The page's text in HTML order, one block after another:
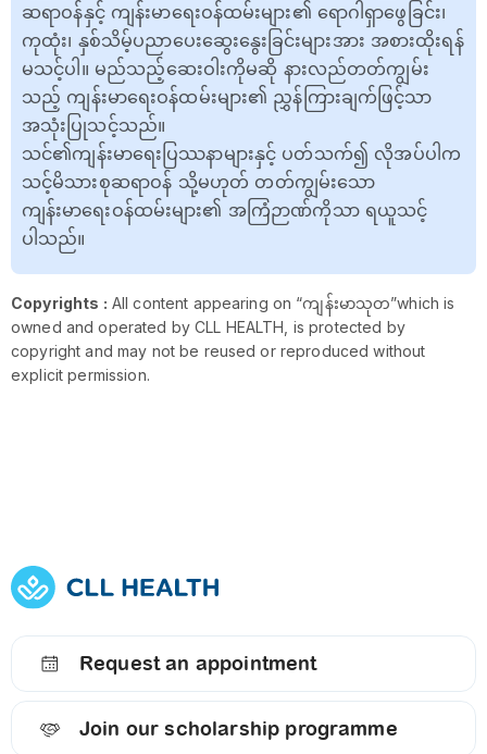
ဆရာဝန်နှင့် ကျန်းမာရေးဝန်ထမ်းများ၏ ရောဂါရှာဖွေခြင်း၊
ကုထုံး၊ နှစ်သိမ့်ပညာပေးဆွေးနွေးခြင်းများအား အစားထိုးရန်
မသင့်ပါ။ မည်သည့်ဆေးဝါးကိုမဆို နားလည်တတ်ကျွမ်း
သည့် ကျန်းမာရေးဝန်ထမ်းများ၏ ညွှန်ကြားချက်ဖြင့်သာ
အသုံးပြုသင့်သည်။
သင်၏ကျန်းမာရေးပြဿနာများနှင့် ပတ်သက်၍ လိုအပ်ပါက
သင့်မိသားစုဆရာဝန် သို့မဟုတ် တတ်ကျွမ်းသော
ကျန်းမာရေးဝန်ထမ်းများ၏ အကြံဉာဏ်ကိုသာ ရယူသင့်
ပါသည်။
Copyrights : All content appearing on “ကျန်းမာသုတ”which is
owned and operated by CLL HEALTH, is protected by
copyright and may not be reused or reproduced without
explicit permission.
Request an appointment
Join our scholarship programme